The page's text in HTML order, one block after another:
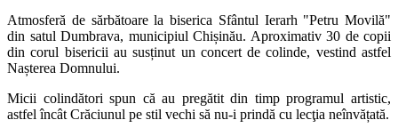
Atmosferă de sărbătoare la biserica Sfântul Ierarh "Petru Movilă"
din satul Dumbrava, municipiul Chișinău. Aproximativ 30 de copii
din corul bisericii au susținut un concert de colinde, vestind astfel
Nașterea Domnului.
Micii colindători spun că au pregătit din timp programul artistic,
astfel încât Crăciunul pe stil vechi să nu-i prindă cu lecţia neînvățată.